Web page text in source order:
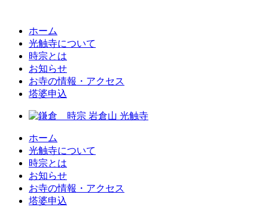
ホーム
光触寺について
時宗とは
お知らせ
お寺の情報・アクセス
塔婆申込
ホーム
光触寺について
時宗とは
お知らせ
お寺の情報・アクセス
塔婆申込